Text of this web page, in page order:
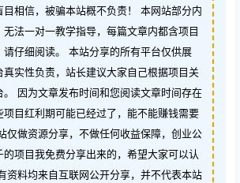
目相信，被骗本站概不负责！ 本网站部分内
法一对一教学指导，每篇文章内都含项目
请仔细阅读。 本站分享的所有平台仅供展
真实性负责，站长建议大家自己根据项目关
。 因为文章发布时间和您阅读文章时间存在
项目红利期可能已经过了，能不能赚钱需要
仅做资源分享，不做任何收益保障，创业公
的项目我免费分享出来的，希望大家可以认
资料均来自互联网公开分享，并不代表本站